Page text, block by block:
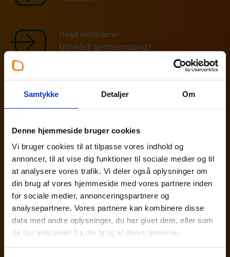
Samtykke Detaljer Om
Denne hjemmeside bruger cookies
Vi bruger cookies til at tilpasse vores indhold og
annoncer, til at vise dig funktioner til sociale medier og til
at analysere vores trafik. Vi deler også oplysninger om
din brug af vores hjemmeside med vores partnere inden
for sociale medier, annonceringspartnere og
analysepartnere. Vores partnere kan kombinere disse
data med andre oplysninger, du har givet dem, eller som
de har indsamlet fra din brug af deres tjenester.
Hvad indebærer
Udvidet gennemgang?
Hvad indebærer
Er din virksomhed omfattet af krav om
Erklæringer kan tilføre troværdighed
Andre erklæringsopgaver
Brug for hjælp med
Rådgivningsydelser?